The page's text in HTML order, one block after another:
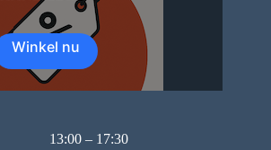
Winkel nu
13:00 – 17:30